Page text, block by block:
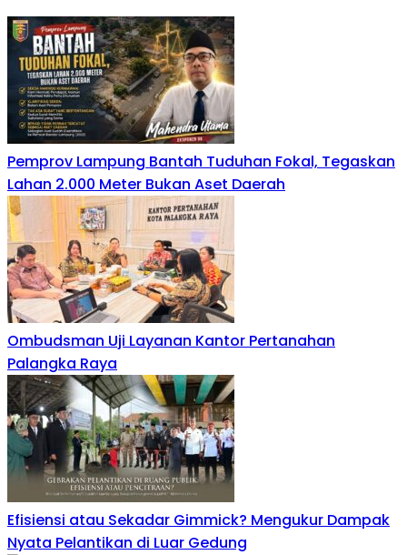
Pemprov Lampung Bantah Tuduhan Fokal, Tegaskan
Lahan 2.000 Meter Bukan Aset Daerah
Ombudsman Uji Layanan Kantor Pertanahan
Palangka Raya
Efisiensi atau Sekadar Gimmick? Mengukur Dampak
Nyata Pelantikan di Luar Gedung